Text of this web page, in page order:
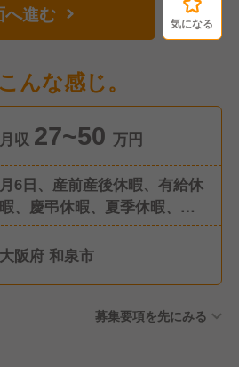
へ進む 気になる
んな感じ。
月収 27~50 万円
月6日、産前産後休暇、有給休
暇、慶弔休暇、夏季休暇、年
年始休暇
大阪府 和泉市
募集要項を先にみる
気になる